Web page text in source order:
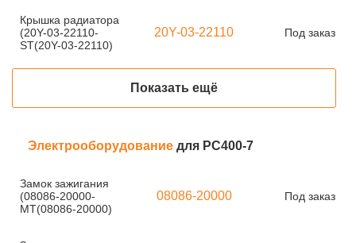
Крышка радиатора
(20Y-03-22110-
ST(20Y-03-22110)
20Y-03-22110 Под заказ
Показать ещё
Электрооборудование для PC400-7
Замок зажигания
(08086-20000-
MT(08086-20000)
08086-20000 Под заказ